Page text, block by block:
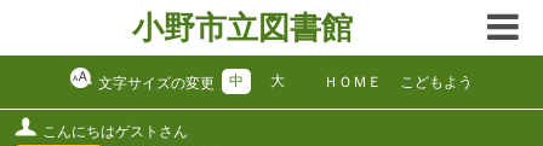
小野市立図書館
文字サイズの変更 中 大 ＨＯＭＥ こどもよう
こんにちはゲストさん